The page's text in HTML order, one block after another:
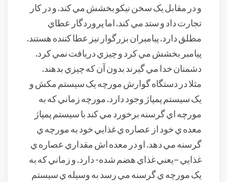
و در مقابل يک سخن نيکو بخشش مي کند. و در کار
تجارت داد و ستد مي کند. اما پروردگار عطاي
مطلق دارد. پيامبران بزرگوار نيز عطا کننده هستند.
پيامبر بخشش مي کرد و چيزي دريافت نمي کرد.
دشمنان خدا مي گيرند بدون آن که چيزي بدهند.
مثلا در دستگاه گوارش مورچه يک سيستم مکش و
يک سيستم پمپاژ وجود دارد. مورچه زماني که به
مورچه اي گرسنه برخورد مي کند با سيستم پمپاژ
معده ي خود از عصاره ي غذايي خود به مورچه ي
گرسنه مي دهد. او در معده اش مقداري عصاره ي
غذايي –يعني غذاي هضم شده- دارد. و زماني که به
يک مورچه ي گرسنه مي رسد به وسيله ي سيستم